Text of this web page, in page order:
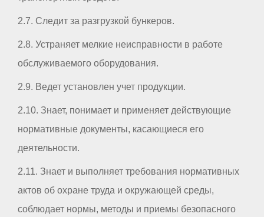
2.7. Следит за разгрузкой бункеров.
2.8. Устраняет мелкие неисправности в работе
обслуживаемого оборудования.
2.9. Ведет установлен учет продукции.
2.10. Знает, понимает и применяет действующие
нормативные документы, касающиеся его
деятельности.
2.11. Знает и выполняет требования нормативных
актов об охране труда и окружающей среды,
соблюдает нормы, методы и приемы безопасного